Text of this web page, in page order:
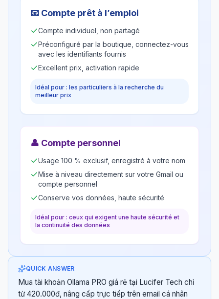
📧 Compte prêt à l’emploi
Compte individuel, non partagé
Préconfiguré par la boutique, connectez-vous
avec les identifiants fournis
Excellent prix, activation rapide
Idéal pour : les particuliers à la recherche du
meilleur prix
👤 Compte personnel
Usage 100 % exclusif, enregistré à votre nom
Mise à niveau directement sur votre Gmail ou
compte personnel
Conserve vos données, haute sécurité
Idéal pour : ceux qui exigent une haute sécurité et
la continuité des données
QUICK ANSWER
Mua tài khoản Ollama PRO giá rẻ tại Lucifer Tech chỉ
từ 420.000đ, nâng cấp trực tiếp trên email cá nhân